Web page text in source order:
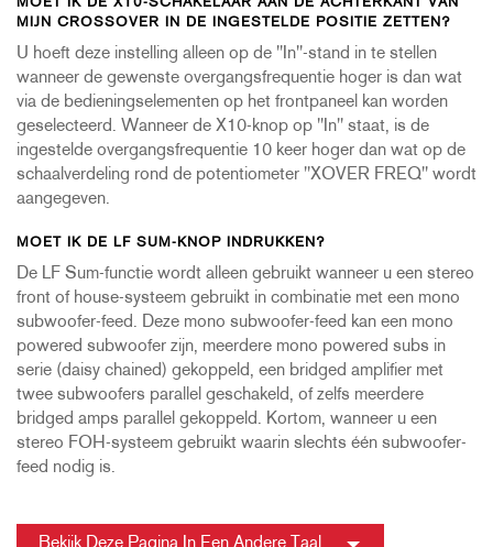
MOET IK DE X10-SCHAKELAAR AAN DE ACHTERKANT VAN
MIJN CROSSOVER IN DE INGESTELDE POSITIE ZETTEN?
U hoeft deze instelling alleen op de "In"-stand in te stellen
wanneer de gewenste overgangsfrequentie hoger is dan wat
via de bedieningselementen op het frontpaneel kan worden
geselecteerd. Wanneer de X10-knop op "In" staat, is de
ingestelde overgangsfrequentie 10 keer hoger dan wat op de
schaalverdeling rond de potentiometer "XOVER FREQ" wordt
aangegeven.
MOET IK DE LF SUM-KNOP INDRUKKEN?
De LF Sum-functie wordt alleen gebruikt wanneer u een stereo
front of house-systeem gebruikt in combinatie met een mono
subwoofer-feed. Deze mono subwoofer-feed kan een mono
powered subwoofer zijn, meerdere mono powered subs in
serie (daisy chained) gekoppeld, een bridged amplifier met
twee subwoofers parallel geschakeld, of zelfs meerdere
bridged amps parallel gekoppeld. Kortom, wanneer u een
stereo FOH-systeem gebruikt waarin slechts één subwoofer-
feed nodig is.